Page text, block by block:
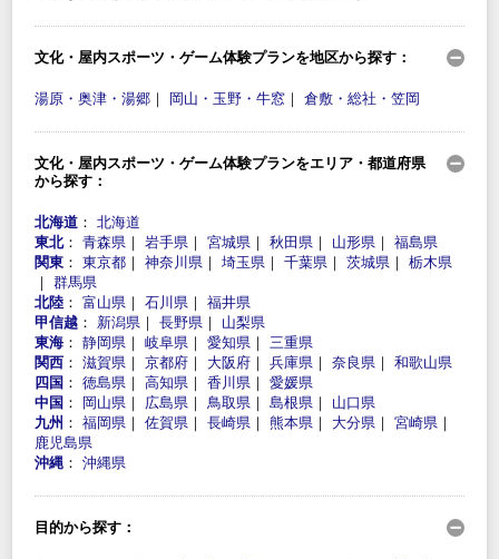
文化・屋内スポーツ・ゲーム体験プランを地区から探す：
湯原・奥津・湯郷 ｜ 岡山・玉野・牛窓 ｜ 倉敷・総社・笠岡
文化・屋内スポーツ・ゲーム体験プランをエリア・都道府県
から探す：
北海道 ： 北海道
東北： 青森県 ｜ 岩手県 ｜ 宮城県 ｜ 秋田県 ｜ 山形県 ｜ 福島県
関東 ： 東京都 ｜ 神奈川県 ｜ 埼玉県 ｜ 千葉県 ｜ 茨城県 ｜ 栃木県
｜ 群馬県
北陸 ： 富山県 ｜ 石川県 ｜ 福井県
甲信越 ： 新潟県 ｜ 長野県 ｜ 山梨県
東海 ： 静岡県 ｜ 岐阜県 ｜ 愛知県 ｜ 三重県
関西 ： 滋賀県 ｜ 京都府 ｜ 大阪府 ｜ 兵庫県 ｜ 奈良県 ｜ 和歌山県
四国 ： 徳島県 ｜ 高知県 ｜ 香川県 ｜ 愛媛県
中国 ： 岡山県 ｜ 広島県 ｜ 鳥取県 ｜ 島根県 ｜ 山口県
九州 ： 福岡県 ｜ 佐賀県 ｜ 長崎県 ｜ 熊本県 ｜ 大分県 ｜ 宮崎県 ｜
鹿児島県
沖縄 ： 沖縄県
目的から探す：